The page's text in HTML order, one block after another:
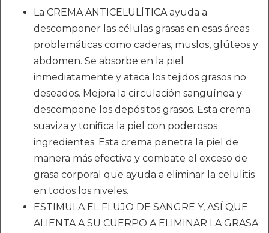
La CREMA ANTICELULÍTICA ayuda a
descomponer las células grasas en esas áreas
problemáticas como caderas, muslos, glúteos y
abdomen. Se absorbe en la piel
inmediatamente y ataca los tejidos grasos no
deseados. Mejora la circulación sanguínea y
descompone los depósitos grasos. Esta crema
suaviza y tonifica la piel con poderosos
ingredientes. Esta crema penetra la piel de
manera más efectiva y combate el exceso de
grasa corporal que ayuda a eliminar la celulitis
en todos los niveles.
ESTIMULA EL FLUJO DE SANGRE Y, ASÍ QUE
ALIENTA A SU CUERPO A ELIMINAR LA GRASA